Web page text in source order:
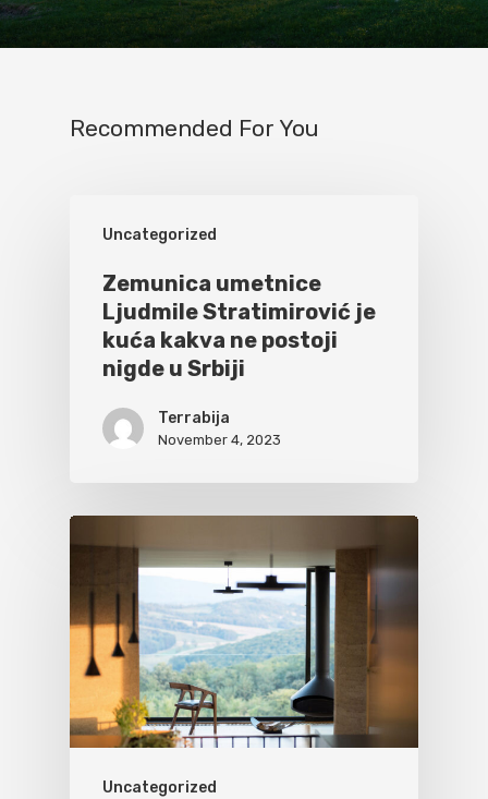
Recommended For You
Uncategorized
Zemunica umetnice
Ljudmile Stratimirović je
kuća kakva ne postoji
nigde u Srbiji
Terrabija
November 4, 2023
Uncategorized